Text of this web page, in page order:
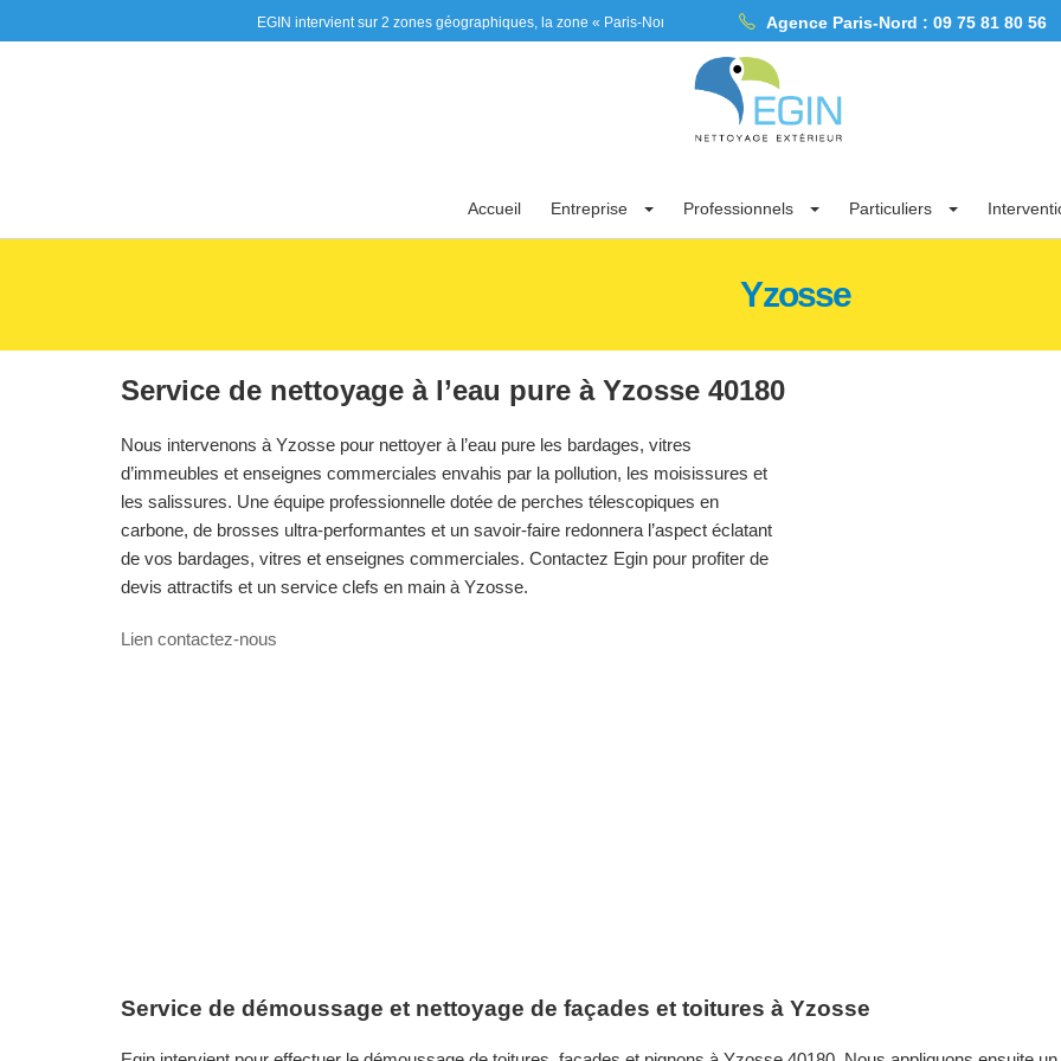
EGIN intervient sur 2 zones géographiques, la zone « Paris-Nord » dans l’Ile de France, les Hauts de France et la Haute Normandie
Agence Paris-Nord : 09 75 81 80 56
Accueil Entreprise Professionnels Particuliers
Yzosse
Service de nettoyage à l’eau pure à Yzosse 40180
Nous intervenons à Yzosse pour nettoyer à l’eau pure les bardages, vitres
d’immeubles et enseignes commerciales envahis par la pollution, les moisissures et
les salissures. Une équipe professionnelle dotée de perches télescopiques en
carbone, de brosses ultra-performantes et un savoir-faire redonnera l’aspect éclatant
de vos bardages, vitres et enseignes commerciales. Contactez Egin pour profiter de
devis attractifs et un service clefs en main à Yzosse.
Lien contactez-nous
Service de démoussage et nettoyage de façades et toitures à Yzosse